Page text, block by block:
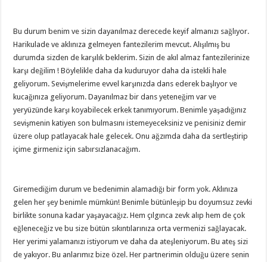
Bu durum benim ve sizin dayanılmaz derecede keyif almanızı sağlıyor.
Harikulade ve aklınıza gelmeyen fantezilerim mevcut. Alışılmış bu
durumda sizden de karşılık beklerim. Sizin de akıl almaz fantezilerinize
karşı değilim ! Böylelikle daha da kuduruyor daha da istekli hale
geliyorum. Sevişmelerime evvel karşınızda dans ederek başlıyor ve
kucağınıza geliyorum. Dayanılmaz bir dans yeteneğim var ve
yeryüzünde karşı koyabilecek erkek tanımıyorum. Benimle yaşadığınız
sevişmenin katiyen son bulmasını istemeyeceksiniz ve penisiniz demir
üzere olup patlayacak hale gelecek. Onu ağzımda daha da sertleştirip
içime girmeniz için sabırsızlanacağım.
Giremediğim durum ve bedenimin alamadığı bir form yok. Aklınıza
gelen her şey benimle mümkün! Benimle bütünleşip bu doyumsuz zevki
birlikte sonuna kadar yaşayacağız. Hem çılgınca zevk alıp hem de çok
eğleneceğiz ve bu size bütün sıkıntılarınıza orta vermenizi sağlayacak.
Her yerimi yalamanızı istiyorum ve daha da ateşleniyorum. Bu ateş sizi
de yakıyor. Bu anlarımız bize özel. Her partnerimin olduğu üzere senin